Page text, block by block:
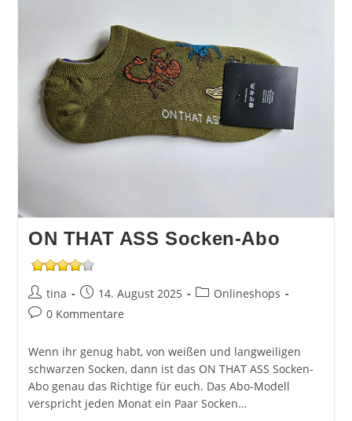
ON THAT ASS Socken-Abo
Beitrags-
Autor:
tina
Beitrag
veröffentlicht:
14. August 2025
Beitrags-
Onlineshops
Beitrags-
0 Kommentare
Wenn ihr genug habt, von weißen und langweiligen
schwarzen Socken, dann ist das ON THAT ASS Socken-
Abo genau das Richtige für euch. Das Abo-Modell
verspricht jeden Monat ein Paar Socken…